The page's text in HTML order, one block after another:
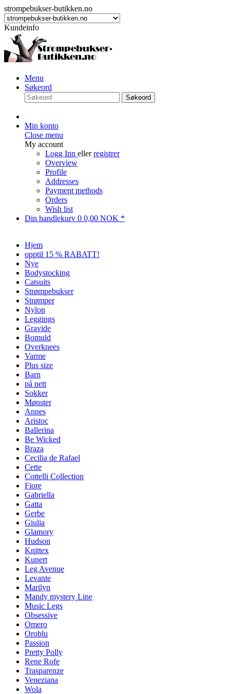
strompebukser-butikken.no
Kundeinfo
Menu
Søkeord
Søkeord
Min konto
Close menu
My account
Logg Inn ellerregistrer
Overview
Profile
Addresses
Payment methods
Orders
Wish list
Din handlekurv 0 0,00 NOK *
Hjem
opptil 15 % RABATT!
Nye
Bodystocking
Catsuits
Strømpebukser
Strømper
Nylon
Leggings
Gravide
Bomuld
Overknees
Varme
Plus size
Barn
på nett
Sokker
Mønster
Annes
Aristoc
Ballerina
Be Wicked
Braza
Cecilia de Rafael
Cette
Cottelli Collection
Fiore
Gabriella
Gatta
Gerbe
Giulia
Glamory
Hudson
Knittex
Kunert
Leg Avenue
Levante
Marilyn
Mandy mystery Line
Music Legs
Obsessive
Omero
Oroblu
Passion
Pretty Polly
Rene Rofe
Trasparenze
Veneziana
Wola